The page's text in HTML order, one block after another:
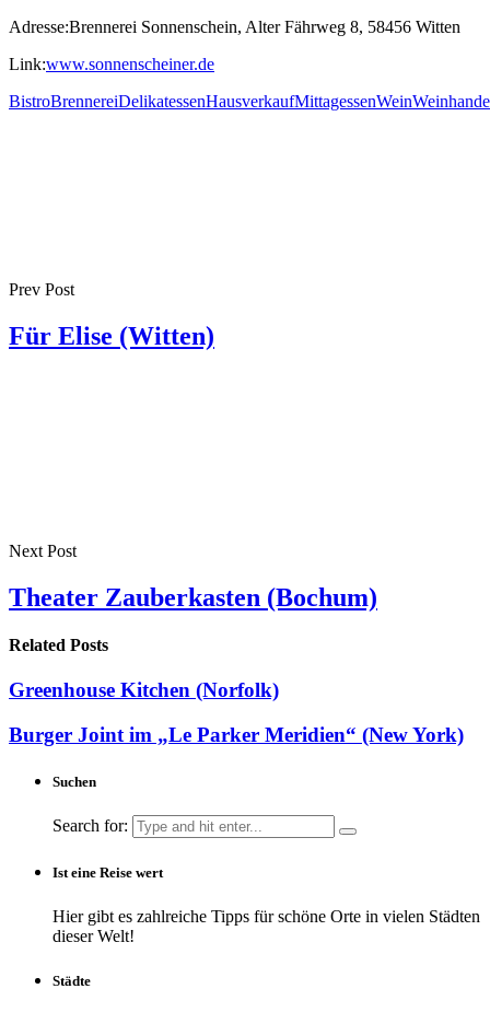
Adresse:Brennerei Sonnenschein, Alter Fährweg 8, 58456 Witten
Link:www.sonnenscheiner.de
BistroBrennereiDelikatessenHausverkaufMittagessenWein
Prev Post
Für Elise (Witten)
Next Post
Theater Zauberkasten (Bochum)
Related Posts
Greenhouse Kitchen (Norfolk)
Burger Joint im „Le Parker Meridien“ (New York)
Suchen
Search for:
Ist eine Reise wert
Hier gibt es zahlreiche Tipps für schöne Orte in vielen Städten
dieser Welt!
Städte